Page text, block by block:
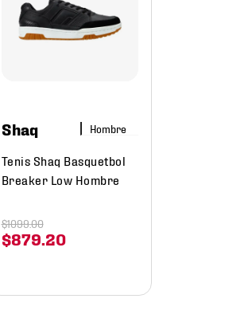
Shaq Hombre
Tenis Shaq Basquetbol
Breaker Low Hombre
$879.20
$1099.00